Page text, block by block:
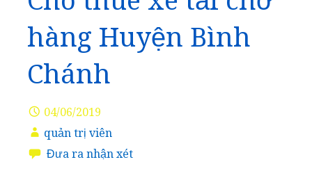
hàng Huyện Bình
Chánh
04/06/2019
quản trị viên
Đưa ra nhận xét